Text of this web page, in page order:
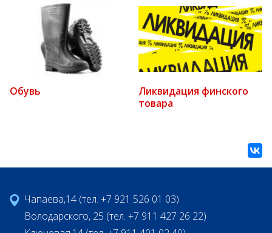
Обувь
Ликвидация финского
товара
Чапаева,14 (тел. +7 921 526 01 03)
Володарского, 25 (тел. +7 911 427 26 22)